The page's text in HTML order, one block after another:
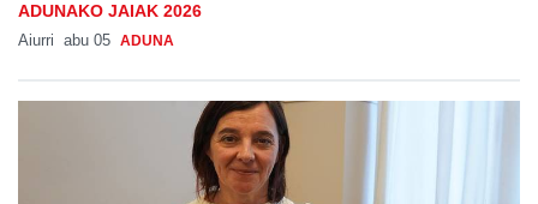
ADUNAKO JAIAK 2026
Aiurri abu 05 ADUNA